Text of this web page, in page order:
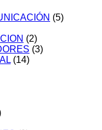
(5)
(2)
(3)
(14)